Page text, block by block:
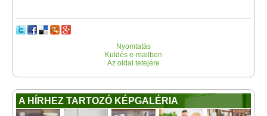
Nyomtatás
Küldés e-mailben
Az oldal tetejére
A HÍRHEZ TARTOZÓ KÉPGALÉRIA